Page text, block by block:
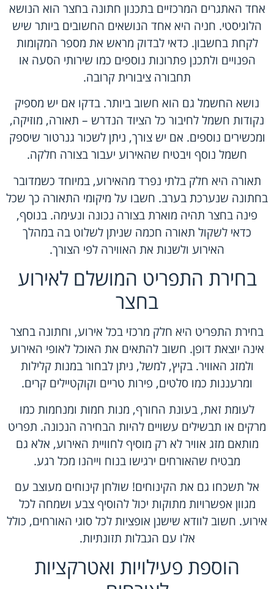
אחד האתגרים המרכזיים בתכנון חתונה בחצר הוא הנושא
הלוגיסטי. חניה היא אחד הנושאים החשובים ביותר שיש
לקחת בחשבון. כדאי לבדוק מראש את מספר המקומות
הפנויים ולתכנן פתרונות נוספים כמו שירותי הסעה או
תחבורה ציבורית קרובה.
נושא החשמל גם הוא חשוב ביותר. בדקו אם יש מספיק
נקודות חשמל לחיבור כל הציוד הנדרש – תאורה, מוזיקה,
ומכשירים נוספים. אם יש צורך, ניתן לשכור גנרטור שיספק
חשמל נוסף ויבטיח שהאירוע יעבור בצורה חלקה.
תאורה היא חלק בלתי נפרד מהאירוע, במיוחד כשמדובר
בחתונה שנערכת בערב. חשבו על מיקומי התאורה כך שכל
פינה בחצר תהיה מוארת בצורה נכונה ונעימה. בנוסף,
כדאי לשקול תאורה חכמה שניתן לשלוט בה במהלך
האירוע ולשנות את האווירה לפי הצורך.
בחירת התפריט המושלם לאירוע
בחצר
בחירת התפריט היא חלק מרכזי בכל אירוע, וחתונה בחצר
אינה יוצאת דופן. חשוב להתאים את האוכל לאופי האירוע
ולמזג האוויר. בקיץ, למשל, ניתן לבחור במנות קלילות
ומרעננות כמו סלטים, פירות טריים וקוקטיילים קרים.
לעומת זאת, בעונת החורף, מנות חמות ומנחמות כמו
מרקים או תבשילים עשויים להיות הבחירה הנכונה. תפריט
מותאם מזג אוויר לא רק מוסיף לחוויית האירוע, אלא גם
מבטיח שהאורחים ירגישו בנוח וייהנו מכל רגע.
אל תשכחו גם את הקינוחים! שולחן קינוחים מעוצב עם
מגוון אפשרויות מתוקות יכול להוסיף צבע ושמחה לכל
אירוע. חשוב לוודא שישנן אופציות לכל סוגי האורחים, כולל
אלו עם הגבלות תזונתיות.
הוספת פעילויות ואטרקציות